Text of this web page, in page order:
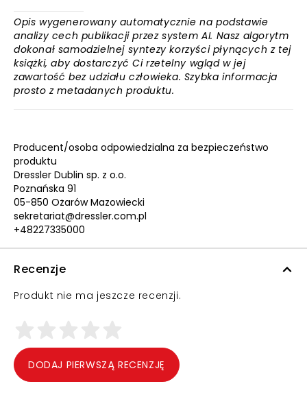
Opis wygenerowany automatycznie na podstawie
analizy cech publikacji przez system AI. Nasz algorytm
dokonał samodzielnej syntezy korzyści płynących z tej
książki, aby dostarczyć Ci rzetelny wgląd w jej
zawartość bez udziału człowieka. Szybka informacja
prosto z metadanych produktu.
Producent/osoba odpowiedzialna za bezpieczeństwo
produktu
Dressler Dublin sp. z o.o.
Poznańska 91
05-850 Ożarów Mazowiecki
sekretariat@dressler.com.pl
+48227335000
Recenzje
Produkt nie ma jeszcze recenzji.
DODAJ PIERWSZĄ RECENZJĘ